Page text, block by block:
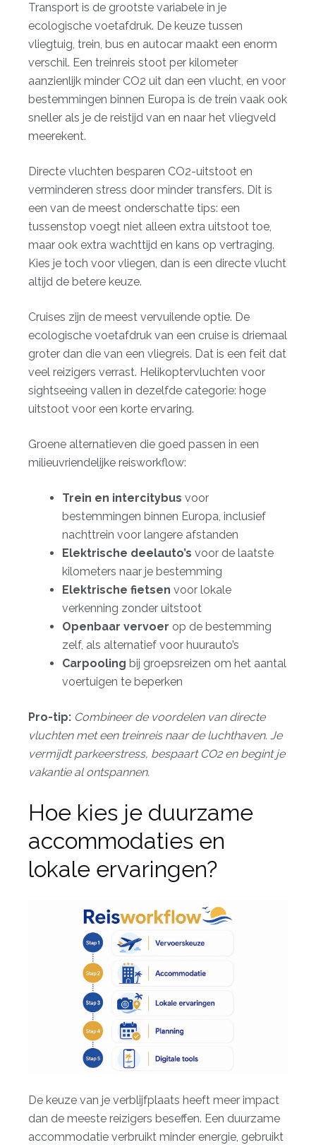
Transport is de grootste variabele in je
ecologische voetafdruk. De keuze tussen
vliegtuig, trein, bus en autocar maakt een enorm
verschil. Een treinreis stoot per kilometer
aanzienlijk minder CO2 uit dan een vlucht, en voor
bestemmingen binnen Europa is de trein vaak ook
sneller als je de reistijd van en naar het vliegveld
meerekent.
Directe vluchten besparen CO2-uitstoot en
verminderen stress door minder transfers. Dit is
een van de meest onderschatte tips: een
tussenstop voegt niet alleen extra uitstoot toe,
maar ook extra wachttijd en kans op vertraging.
Kies je toch voor vliegen, dan is een directe vlucht
altijd de betere keuze.
Cruises zijn de meest vervuilende optie. De
ecologische voetafdruk van een cruise is driemaal
groter dan die van een vliegreis. Dat is een feit dat
veel reizigers verrast. Helikoptervluchten voor
sightseeing vallen in dezelfde categorie: hoge
uitstoot voor een korte ervaring.
Groene alternatieven die goed passen in een
milieuvriendelijke reisworkflow:
Trein en intercitybus voor
bestemmingen binnen Europa, inclusief
nachttrein voor langere afstanden
Elektrische deelauto’s voor de laatste
kilometers naar je bestemming
Elektrische fietsen voor lokale
verkenning zonder uitstoot
Openbaar vervoer op de bestemming
zelf, als alternatief voor huurauto’s
Carpooling bij groepsreizen om het aantal
voertuigen te beperken
Pro-tip: Combineer de voordelen van directe
vluchten met een treinreis naar de luchthaven. Je
vermijdt parkeerstress, bespaart CO2 en begint je
vakantie al ontspannen.
Hoe kies je duurzame
accommodaties en
lokale ervaringen?
De keuze van je verblijfplaats heeft meer impact
dan de meeste reizigers beseffen. Een duurzame
accommodatie verbruikt minder energie, gebruikt